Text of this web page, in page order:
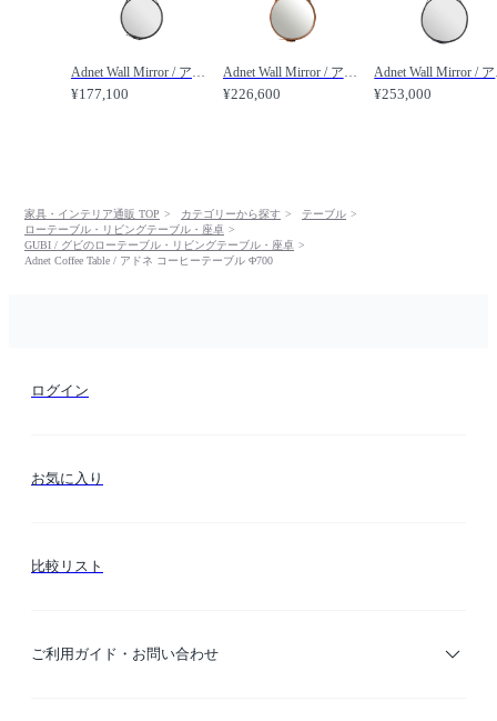
Adnet Wall Mirror / アドネ ウォールミラー Φ450 /
¥177,100
Adnet Wall Mirror / アドネ ウォールミラー Φ580 /
¥226,600 ¥253,000
家具・インテリア通販 TOP カテゴリーから探す
テーブル
ローテーブル・リビングテーブル・座卓
GUBI / グビのローテーブル・リビングテーブル・座卓
Adnet Coffee Table / アドネ コーヒーテーブル Φ700
ログイン
お気に入り
比較リスト
ご利用ガイド・お問い合わせ